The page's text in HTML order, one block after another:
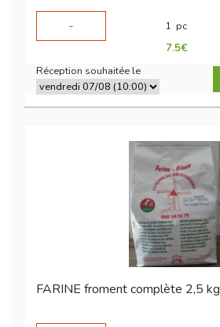
-
1 pc
7.5€
Réception souhaitée le
FARINE froment complète 2,5 kg